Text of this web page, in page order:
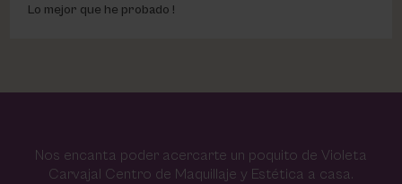
Lo mejor que he probado !
Nos encanta poder acercarte un poquito de Violeta
Carvajal Centro de Maquillaje y Estética a casa.